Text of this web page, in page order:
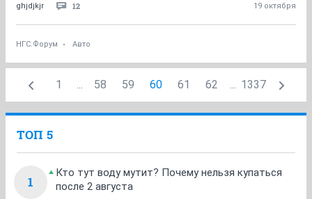
ghjdjkjr 12 19 октября
НГС.Форум Авто
1 ... 58 59 60 61 62 ... 1337
ТОП 5
1
Кто тут воду мутит? Почему нельзя купаться
после 2 августа